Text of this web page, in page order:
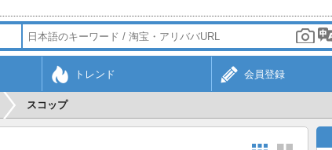
トレンド 会員登録
スコップ